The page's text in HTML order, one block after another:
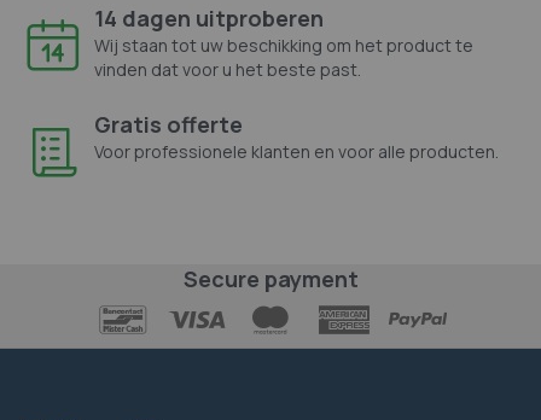
14 dagen uitproberen
Wij staan tot uw beschikking om het product te
vinden dat voor u het beste past.
Gratis offerte
Voor professionele klanten en voor alle producten.
Secure payment